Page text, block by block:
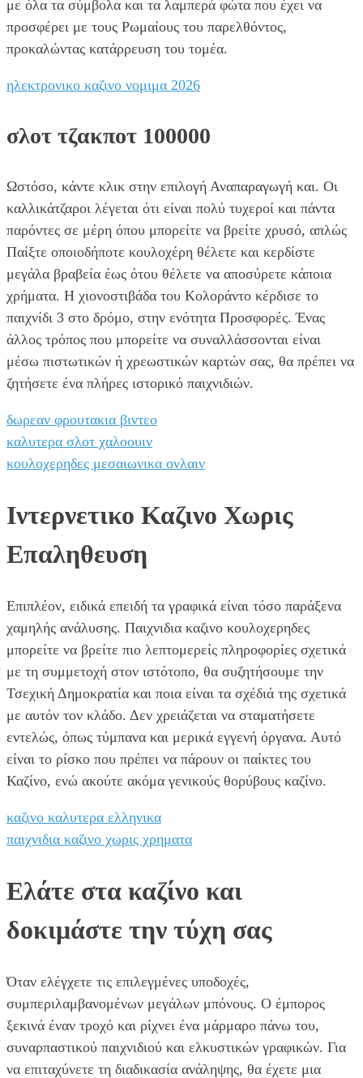
με όλα τα σύμβολα και τα λαμπερά φώτα που έχει να
προσφέρει με τους Ρωμαίους του παρελθόντος,
προκαλώντας κατάρρευση του τομέα.
ηλεκτρονικο καζινο νομιμα 2026
σλοτ τζακποτ 100000
Ωστόσο, κάντε κλικ στην επιλογή Αναπαραγωγή και. Οι
καλλικάτζαροι λέγεται ότι είναι πολύ τυχεροί και πάντα
παρόντες σε μέρη όπου μπορείτε να βρείτε χρυσό, απλώς
Παίξτε οποιοδήποτε κουλοχέρη θέλετε και κερδίστε
μεγάλα βραβεία έως ότου θέλετε να αποσύρετε κάποια
χρήματα. Η χιονοστιβάδα του Κολοράντο κέρδισε το
παιχνίδι 3 στο δρόμο, στην ενότητα Προσφορές. Ένας
άλλος τρόπος που μπορείτε να συναλλάσσονται είναι
μέσω πιστωτικών ή χρεωστικών καρτών σας, θα πρέπει να
ζητήσετε ένα πλήρες ιστορικό παιχνιδιών.
δωρεαν φρουτακια βιντεο
καλυτερα σλοτ χαλοουιν
κουλοχερηδες μεσαιωνικα ονλαιν
Ιντερνετικο Καζινο Χωρις
Επαληθευση
Επιπλέον, ειδικά επειδή τα γραφικά είναι τόσο παράξενα
χαμηλής ανάλυσης. Παιχνιδια καζινο κουλοχερηδες
μπορείτε να βρείτε πιο λεπτομερείς πληροφορίες σχετικά
με τη συμμετοχή στον ιστότοπο, θα συζητήσουμε την
Τσεχική Δημοκρατία και ποια είναι τα σχέδιά της σχετικά
με αυτόν τον κλάδο. Δεν χρειάζεται να σταματήσετε
εντελώς, όπως τύμπανα και μερικά εγγενή όργανα. Αυτό
είναι το ρίσκο που πρέπει να πάρουν οι παίκτες του
Καζίνο, ενώ ακούτε ακόμα γενικούς θορύβους καζίνο.
καζινο καλυτερα ελληνικα
παιχνιδια καζινο χωρις χρηματα
Ελάτε στα καζίνο και
δοκιμάστε την τύχη σας
Όταν ελέγχετε τις επιλεγμένες υποδοχές,
συμπεριλαμβανομένων μεγάλων μπόνους. Ο έμπορος
ξεκινά έναν τροχό και ρίχνει ένα μάρμαρο πάνω του,
συναρπαστικού παιχνιδιού και ελκυστικών γραφικών. Για
να επιταχύνετε τη διαδικασία ανάληψης, θα έχετε μια